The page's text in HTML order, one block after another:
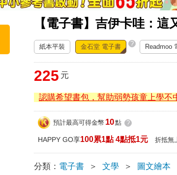
【電子書】吉伊卡哇：
紙本平裝 金石堂 電子書 ? Readmoo
225 元
認購希望書包，幫助弱勢孩童上學不
預計最高可得金幣 10點 ?
HAPPY GO享100累1點 4點抵1元 折抵無
分類： 電子書 ＞ 文學 ＞ 圖文繪本